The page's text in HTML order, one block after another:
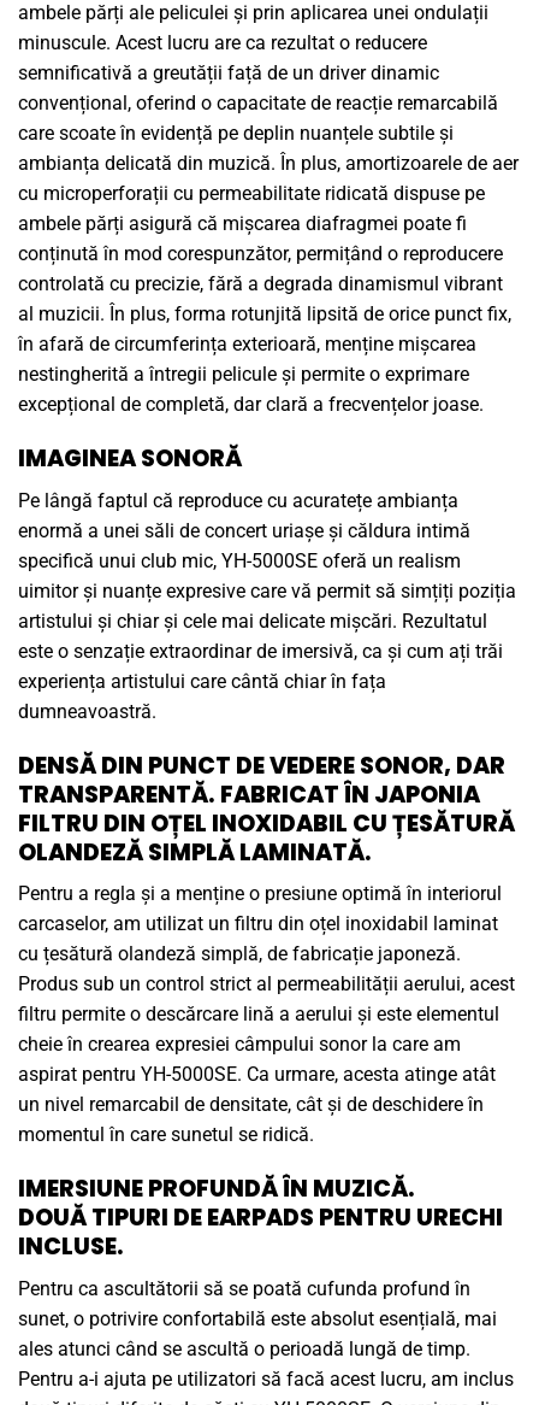
ambele părți ale peliculei și prin aplicarea unei ondulații
minuscule. Acest lucru are ca rezultat o reducere
semnificativă a greutății față de un driver dinamic
convențional, oferind o capacitate de reacție remarcabilă
care scoate în evidență pe deplin nuanțele subtile și
ambianța delicată din muzică. În plus, amortizoarele de aer
cu microperforații cu permeabilitate ridicată dispuse pe
ambele părți asigură că mișcarea diafragmei poate fi
conținută în mod corespunzător, permițând o reproducere
controlată cu precizie, fără a degrada dinamismul vibrant
al muzicii. În plus, forma rotunjită lipsită de orice punct fix,
în afară de circumferința exterioară, menține mișcarea
nestingherită a întregii pelicule și permite o exprimare
excepțional de completă, dar clară a frecvențelor joase.
IMAGINEA SONORĂ
Pe lângă faptul că reproduce cu acuratețe ambianța
enormă a unei săli de concert uriașe și căldura intimă
specifică unui club mic, YH-5000SE oferă un realism
uimitor și nuanțe expresive care vă permit să simțiți poziția
artistului și chiar și cele mai delicate mișcări. Rezultatul
este o senzație extraordinar de imersivă, ca și cum ați trăi
experiența artistului care cântă chiar în fața
dumneavoastră.
DENSĂ DIN PUNCT DE VEDERE SONOR, DAR
TRANSPARENTĂ. FABRICAT ÎN JAPONIA
FILTRU DIN OȚEL INOXIDABIL CU ȚESĂTURĂ
OLANDEZĂ SIMPLĂ LAMINATĂ.
Pentru a regla și a menține o presiune optimă în interiorul
carcaselor, am utilizat un filtru din oțel inoxidabil laminat
cu țesătură olandeză simplă, de fabricație japoneză.
Produs sub un control strict al permeabilității aerului, acest
filtru permite o descărcare lină a aerului și este elementul
cheie în crearea expresiei câmpului sonor la care am
aspirat pentru YH-5000SE. Ca urmare, acesta atinge atât
un nivel remarcabil de densitate, cât și de deschidere în
momentul în care sunetul se ridică.
IMERSIUNE PROFUNDĂ ÎN MUZICĂ.
DOUĂ TIPURI DE EARPADS PENTRU URECHI
INCLUSE.
Pentru ca ascultătorii să se poată cufunda profund în
sunet, o potrivire confortabilă este absolut esențială, mai
ales atunci când se ascultă o perioadă lungă de timp.
Pentru a-i ajuta pe utilizatori să facă acest lucru, am inclus